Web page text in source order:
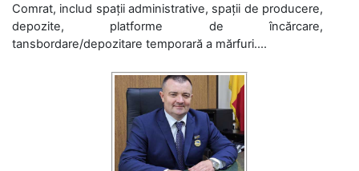
Comrat, includ spații administrative, spații de producere,
depozite, platforme de încărcare,
tansbordare/depozitare temporară a mărfuri....